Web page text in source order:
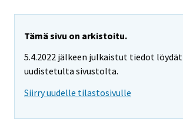
Tämä sivu on arkistoitu.
5.4.2022 jälkeen julkaistut tiedot löydät
uudistetulta sivustolta.
Siirry uudelle tilastosivulle